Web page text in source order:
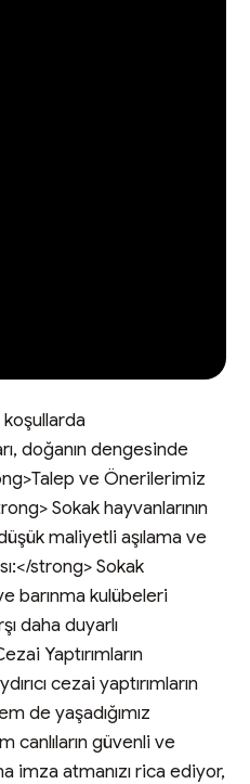
koşullarda
doğanın dengesinde
ve Önerilerimiz
Sokak hayvanlarının
maliyetli aşılama ve
strong> Sokak
barınma kulübeleri
daha duyarlı
Yaptırımların
cezai yaptırımların
de yaşadığımız
canlıların güvenli ve
imza atmanızı rica ediyor,